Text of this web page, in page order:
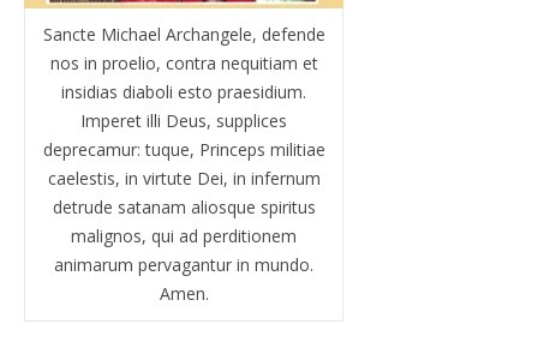
Sancte Michael Archangele, defende
nos in proelio, contra nequitiam et
insidias diaboli esto praesidium.
Imperet illi Deus, supplices
deprecamur: tuque, Princeps militiae
caelestis, in virtute Dei, in infernum
detrude satanam aliosque spiritus
malignos, qui ad perditionem
animarum pervagantur in mundo.
Amen.